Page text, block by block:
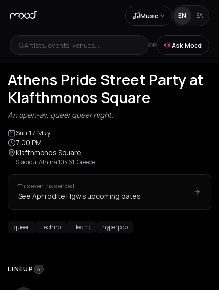
Music EN ΕΛ
Artists, events, venues... OR Ask Mood
Athens Pride Street Party at
Klafthmonos Square
An open-air, queer queer night.
Sun 17 May
7:00 PM
Klafthmonos Square
Stadiou, Athina 105 61, Greece
This event has ended
See Aphrodite Hgw's upcoming dates
queer Techno Electro hyperpop
LINEUP 6